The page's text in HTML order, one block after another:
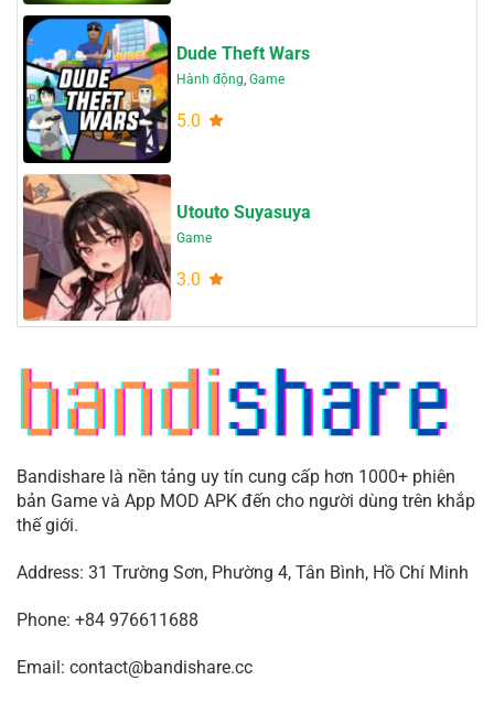
Dude Theft Wars
Hành động, Game
5.0
Utouto Suyasuya
Game
3.0
Bandishare là nền tảng uy tín cung cấp hơn 1000+ phiên
bản Game và App MOD APK đến cho người dùng trên khắp
thế giới.
Address: 31 Trường Sơn, Phường 4, Tân Bình, Hồ Chí Minh
Phone: +84 976611688
Email: contact@bandishare.cc